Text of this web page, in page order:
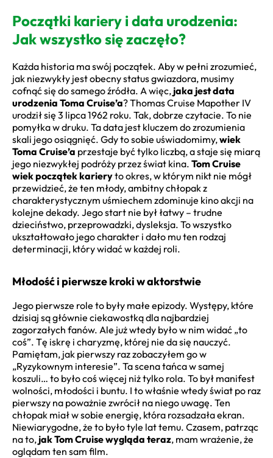
Początki kariery i data urodzenia:
Jak wszystko się zaczęło?
Każda historia ma swój początek. Aby w pełni zrozumieć,
jak niezwykły jest obecny status gwiazdora, musimy
cofnąć się do samego źródła. A więc, jaka jest data
urodzenia Toma Cruise’a? Thomas Cruise Mapother IV
urodził się 3 lipca 1962 roku. Tak, dobrze czytacie. To nie
pomyłka w druku. Ta data jest kluczem do zrozumienia
skali jego osiągnięć. Gdy to sobie uświadomimy,wiek
Toma Cruise’a przestaje być tylko liczbą, a staje się miarą
jego niezwykłej podróży przez świat kina. Tom Cruise
wiek początek karieryto okres, w którym nikt nie mógł
przewidzieć, że ten młody, ambitny chłopak z
charakterystycznym uśmiechem zdominuje kino akcji na
kolejne dekady. Jego start nie był łatwy – trudne
dzieciństwo, przeprowadzki, dysleksja. To wszystko
ukształtowało jego charakter i dało mu ten rodzaj
determinacji, który widać w każdej roli.
Młodość i pierwsze kroki w aktorstwie
Jego pierwsze role to były małe epizody. Występy, które
dzisiaj są głównie ciekawostką dla najbardziej
zagorzałych fanów. Ale już wtedy było w nim widać „to
coś”. Tę iskrę i charyzmę, której nie da się nauczyć.
Pamiętam, jak pierwszy raz zobaczyłem go w
„Ryzykownym interesie”. Ta scena tańca w samej
koszuli… to było coś więcej niż tylko rola. To był manifest
wolności, młodości i buntu. I to właśnie wtedy świat po raz
pierwszy na poważnie zwrócił na niego uwagę. Ten
chłopak miał w sobie energię, która rozsadzała ekran.
Niewiarygodne, że to było tyle lat temu. Czasem, patrząc
na to, jak Tom Cruise wygląda teraz, mam wrażenie, że
oglądam ten sam film.